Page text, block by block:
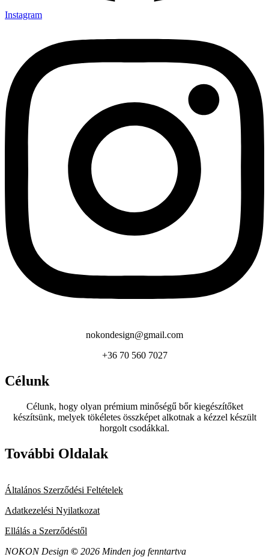
Instagram
nokondesign@gmail.com
+36 70 560 7027
Célunk
Célunk, hogy olyan prémium minőségű bőr kiegészítőket
készítsünk, melyek tökéletes összképet alkotnak a kézzel készült
horgolt csodákkal.
További Oldalak
Általános Szerződési Feltételek
Adatkezelési Nyilatkozat
Ellálás a Szerződéstől
NOKON Design © 2026 Minden jog fenntartva